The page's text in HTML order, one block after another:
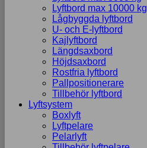
Lyftbord max 10000 kg
Lågbyggda lyftbord
U- och E-lyftbord
Kajlyftbord
Längdsaxbord
Höjdsaxbord
Rostfria lyftbord
Pallpositionerare
Tillbehör lyftbord
Lyftsystem
Boxlyft
Lyftpelare
Pelarlyft